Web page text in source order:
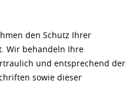
den Schutz Ihrer
Wir behandeln Ihre
und entsprechend der
sowie dieser